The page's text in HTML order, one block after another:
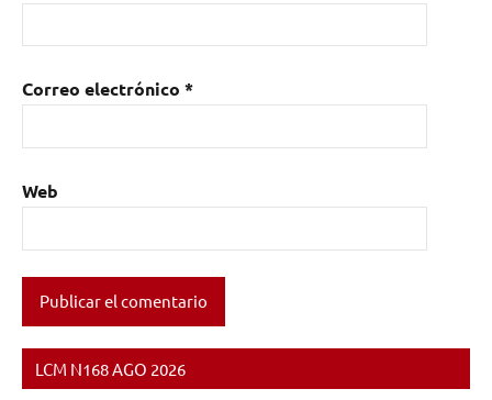
Correo electrónico *
Web
LCM N168 AGO 2026